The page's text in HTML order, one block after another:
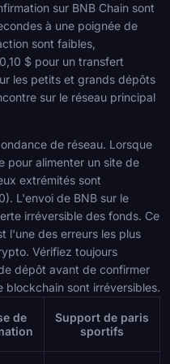
sur BNB Chain sont
à une poignée de
sont faibles,
$ pour un transfert
les petits et grands dépôts
sur le réseau principal
de réseau. Lorsque
pour alimenter un site de
extrémités sont
L'envoi de BNB sur le
irréversible des fonds. Ce
l'une des erreurs les plus
Vérifiez toujours
dépôt avant de confirmer
sont irréversibles.
de
Support de paris
sportifs